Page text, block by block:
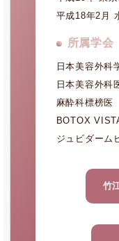
平成18年2月
所属学会
日本美容外科
日本美容外科
麻酔科標榜医
BOTOX
ジュビダーム
竹